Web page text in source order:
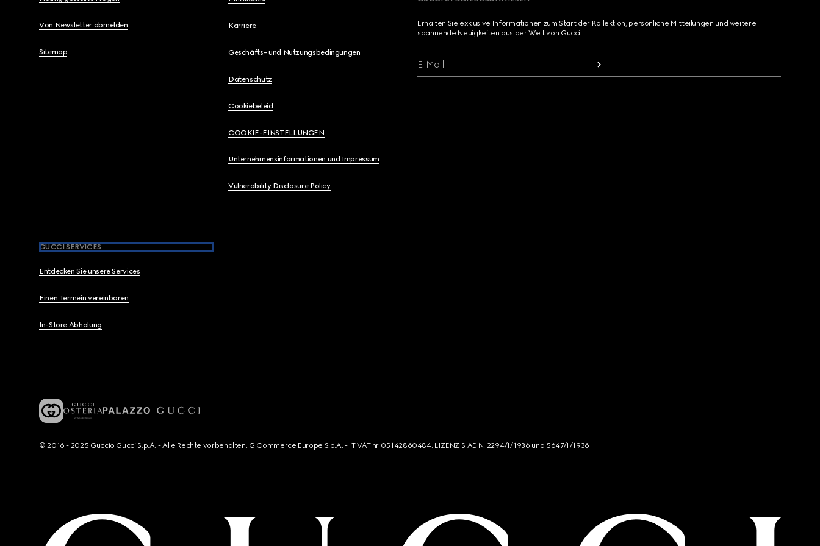
Von Newsletter abmelden
Sitemap
Karriere
Geschäfts- und Nutzungsbedingungen
Datenschutz
Cookiebeleid
COOKIE-EINSTELLUNGEN
Unternehmensinformationen und Impressum
Vulnerability Disclosure Policy
GUCCI SERVICES
Entdecken Sie unsere Services
Einen Termein vereinbaren
In-Store Abholung
Erhalten Sie exklusive Informationen zum Start der Kollektion, persönliche Mitteilungen und weitere
spannende Neuigkeiten aus der Welt von Gucci.
E-Mail
© 2016 - 2025 Guccio Gucci S.p.A. - Alle Rechte vorbehalten. G Commerce Europe S.p.A. - IT VAT nr 05142860484. LIZENZ SIAE N. 2294/I/1936 und 5647/I/1936